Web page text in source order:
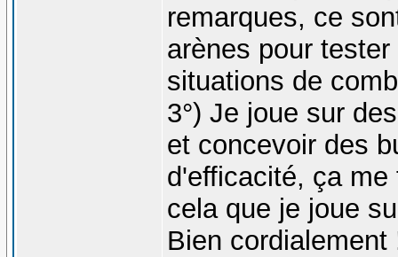
remarques, ce
arènes pour
situations de
3°) Je joue sur
et concevoir des
d'efficacité, ça
cela que je joue
Bien cordialement